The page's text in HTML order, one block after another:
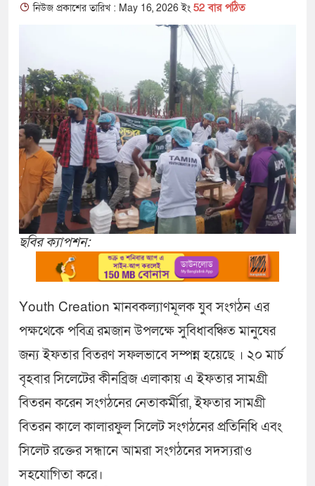
নিউজ প্রকাশের তারিখ : May 16, 2026 ইং 52 বার পঠিত
ছবির ক্যাপশন:
Youth Creation মানবকল্যাণমূলক যুব সংগঠন এর
পক্ষথেকে পবিত্র রমজান উপলক্ষে সুবিধাবঞ্চিত মানুষের
জন্য ইফতার বিতরণ সফলভাবে সম্পন্ন হয়েছে । ২০ মার্চ
বৃহবার সিলেটের কীনব্রিজ এলাকায় এ ইফতার সামগ্রী
বিতরন করেন সংগঠনের নেতাকর্মীরা, ইফতার সামগ্রী
বিতরন কালে কালারফুল সিলেট সংগঠনের প্রতিনিধি এবং
সিলেট রক্তের সন্ধানে আমরা সংগঠনের সদস্যরাও
সহযোগিতা করে।